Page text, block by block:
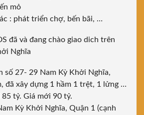
mỏ
: phát triển chợ, bến bãi, …
đã và đang chào giao dich trên
Nghĩa
số 27- 29 Nam Kỳ Khởi Nghĩa,
đã xây dựng 1 hầm 1 trệt, 1 lửng …
tỷ. Giá mới 90 tỷ.
Kỳ Khởi Nghĩa, Quận 1 (cạnh